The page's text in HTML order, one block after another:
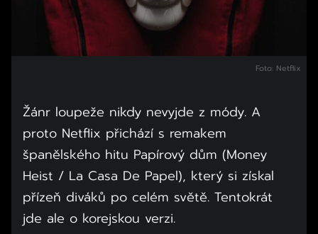
Foto: Netflix
Žánr loupeže nikdy nevyjde z módy. A
proto Netflix přichází s remakem
španělského hitu Papírový dům (Money
Heist / La Casa De Papel), který si získal
přízeň diváků po celém světě. Tentokrát
jde ale o korejskou verzi.